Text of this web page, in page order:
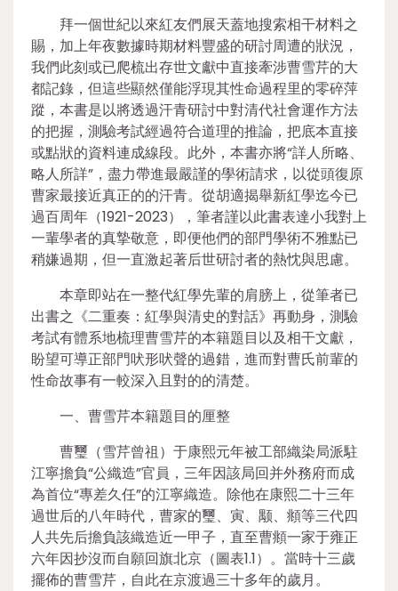
拜一個世紀以來紅友們展天蓋地搜索相干材料之
賜，加上年夜數據時期材料豐盛的研討周遭的狀況，
我們此刻或已爬梳出存世文獻中直接牽涉曹雪芹的大
都記錄，但這些顯然僅能浮現其性命過程里的零碎萍
蹤，本書是以將透過汗青研討中對清代社會運作方法
的把握，測驗考試經過符合道理的推論，把底本直接
或點狀的資料連成線段。此外，本書亦將“詳人所略、
略人所詳”，盡力帶進最嚴謹的學術請求，以從頭復原
曹家最接近真正的的汗青。從胡適揭舉新紅學迄今已
過百周年（1921-2023），筆者謹以此書表達小我對上
一輩學者的真摯敬意，即便他們的部門學術不雅點已
稍嫌過期，但一直激起著后世研討者的熱忱與思慮。
本章即站在一整代紅學先輩的肩膀上，從筆者已
出書之《二重奏：紅學與清史的對話》再動身，測驗
考試有體系地梳理曹雪芹的本籍題目以及相干文獻，
盼望可導正部門吠形吠聲的過錯，進而對曹氏前輩的
性命故事有一較深入且對的的清楚。
一、曹雪芹本籍題目的厘整
曹璽（雪芹曾祖）于康熙元年被工部織染局派駐
江寧擔負“公織造”官員，三年因該局回并外務府而成
為首位“專差久任”的江寧織造。除他在康熙二十三年
過世后的八年時代，曹家的璽、寅、颙、頫等三代四
人共先后擔負該織造近一甲子，直至曹頫一家于雍正
六年因抄沒而自願回旗北京（圖表1.1）。當時十三歲
擺佈的曹雪芹，自此在京渡過三十多年的歲月。